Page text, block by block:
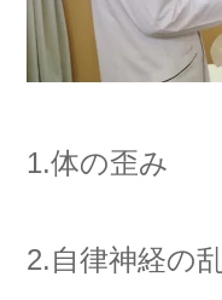
1.体の歪み
2.自律神経の